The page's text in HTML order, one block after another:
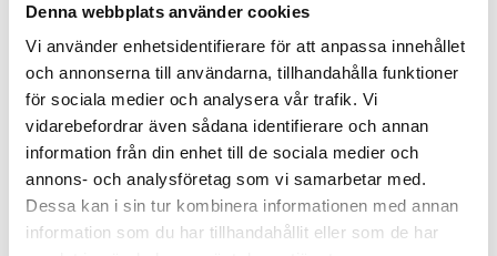
Denna webbplats använder cookies
Vi använder enhetsidentifierare för att anpassa innehållet
och annonserna till användarna, tillhandahålla funktioner
för sociala medier och analysera vår trafik. Vi
vidarebefordrar även sådana identifierare och annan
information från din enhet till de sociala medier och
annons- och analysföretag som vi samarbetar med.
Dessa kan i sin tur kombinera informationen med annan
information som du har tillhandahållit eller som de har
THERMEX ALASKA KOLFILTER
Pris
572,00 kr
Antal i lager: 6
Visar 1-1 av 1 objekt